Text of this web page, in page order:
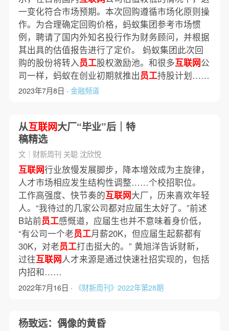
一变化符合市场预期。本次回购遵循市场化原则操
作。为合理确定回购价格，蚂蚁集团参考市场惯
例，聘请了国内外知名投行作为财务顾问，并根据
其出具的估值报告进行了定价。 蚂蚁集团此次回
购的股份将转入员工股权激励池。和很多互联网公
司一样，蚂蚁在创业初期就推出员工持股计划……
2023年7月8日 · 金融频道
从互联网大厂“毕业”后｜特
稿精选
文｜财新周刊 关聪 沈欣悦
互联网行业放慢发展脚步，降本增效成为主旋律，
人才市场相应发生结构性调整……个校招职位。
工作高强度、快节奏的互联网大厂，历来喜欢年轻
人。“我待过的几家公司都对应届生太好了。”前述
B站前员工感慨道，应届生也并不意味着身价低，
“有公司一个老员工月薪20K，但应届生起薪都有
30K，对老员工打击挺大的。” 黄旭洋告诉财新，
过往互联网人才来源是通过快速社招实现的，包括
内招和……
2022年7月16日 · 《财新周刊》2022年第28期
杨致远：偶像的黄昏